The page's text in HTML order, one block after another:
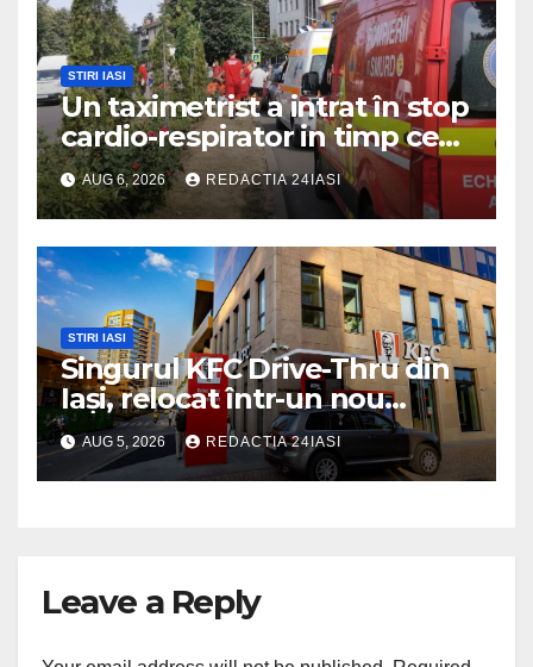
STIRI IASI
Un taximetrist a intrat în stop
cardio-respirator in timp ce
se afla la volan
AUG 6, 2026 REDACTIA 24IASI
STIRI IASI
Singurul KFC Drive-Thru din
Iași, relocat într-un nou
spaţiu din Palas, cu peste
400 mp la interior și servicii
disponibile non-stop
AUG 5, 2026 REDACTIA 24IASI
Leave a Reply